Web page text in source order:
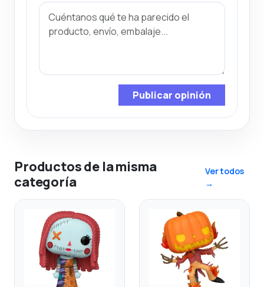
Publicar opinión
Productos de la misma
categoría
Ver todos
→